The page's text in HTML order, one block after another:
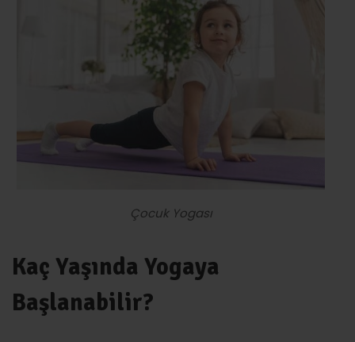
Çocuk Yogası
Kaç Yaşında Yogaya
Başlanabilir?